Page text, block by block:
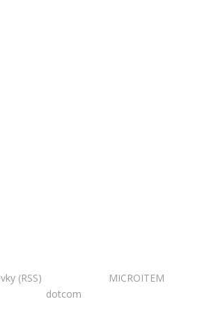
(RSS) MICROITEM
dotcom